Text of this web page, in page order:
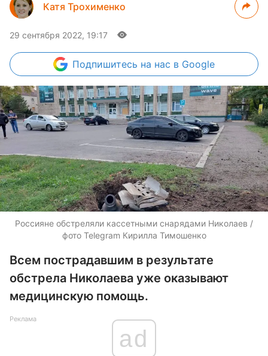
Катя Трохименко
29 сентября 2022, 19:17
Подпишитесь на нас в Google
Россияне обстреляли кассетными снарядами Николаев /
фото Telegram Кирилла Тимошенко
Всем пострадавшим в результате
обстрела Николаева уже оказывают
медицинскую помощь.
Реклама
ad